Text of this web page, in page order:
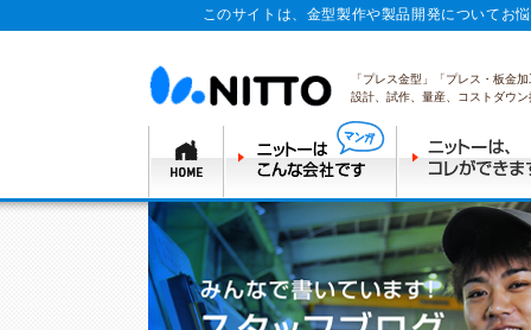
このサイトは、金型製作や製品開発についてお
「プレス金型」「プレス・板金
設計、試作、量産、コストダウ